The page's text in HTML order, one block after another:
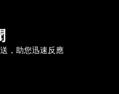
，助您迅速反應